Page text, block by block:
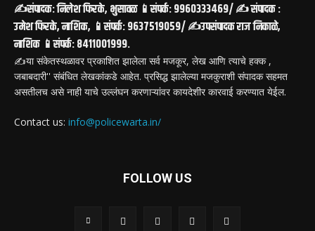
✍️संपादक: निलेश फिरके, भुसावळ 📱संपर्क: 9960333469/ ✍️ संपादक :
उमेश फिरके, नाशिक, 📱संपर्क: 9637519059/ ✍️उपसंपादक राज निकाळे,
नाशिक 📱संपर्क: 8411001999.
✍️या संकेतस्थळावर प्रकाशित झालेला सर्व मजकूर, लेख आणि त्याचे हक्क ,
जबाबदारी'' संबंधित लेखकांकडे आहेत. प्रसिद्ध झालेल्या मजकुराशी संपादक सहमत
असतीलच असे नाही याचे उल्लंघन करणाऱ्यांवर कायदेशीर कारवाई करण्यात येईल.
Contact us: info@policewarta.in/
FOLLOW US